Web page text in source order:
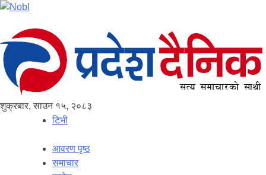
शुक्रबार, साउन १५, २०८३
टिभी
आवरण पृष्‍ठ
समाचार